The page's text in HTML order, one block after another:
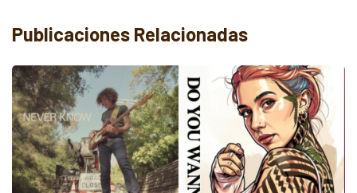
Publicaciones Relacionadas